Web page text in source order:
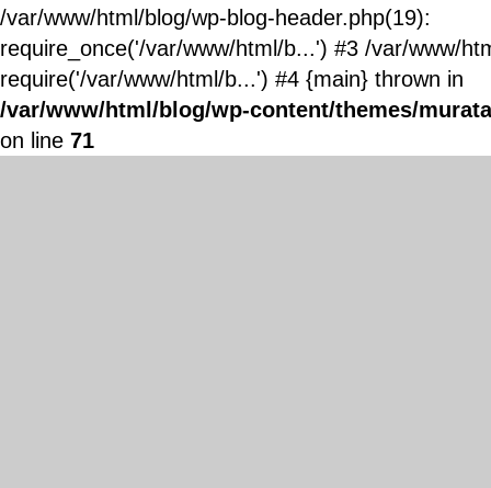
/var/www/html/blog/wp-blog-header.php(19):
require_once('/var/www/html/b...') #3 /var/www/
require('/var/www/html/b...') #4 {main} thrown in
/var/www/html/blog/wp-content/themes/
on line 71